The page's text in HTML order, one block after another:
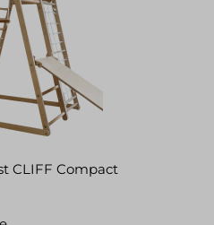
CLIFF Compact